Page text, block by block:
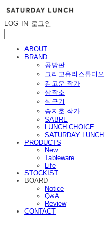
LOG IN 로그인
ABOUT
BRAND
공방판
그리고유리스튜디오
김고운 작가
삼작소
식구기
송지호 작가
SABRE
LUNCH CHOICE
SATURDAY LUNCH
PRODUCTS
New
Tableware
Life
STOCKIST
BOARD
Notice
Q&A
Review
CONTACT